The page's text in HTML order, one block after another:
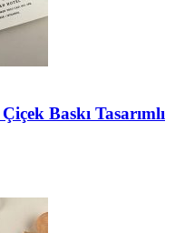
Baskı Tasarımlı